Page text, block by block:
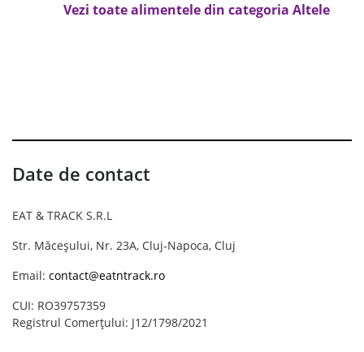
Vezi toate alimentele din categoria Altele
Date de contact
EAT & TRACK S.R.L
Str. Măceșului, Nr. 23A, Cluj-Napoca, Cluj
Email: contact@eatntrack.ro
CUI: RO39757359
Registrul Comerțului: J12/1798/2021